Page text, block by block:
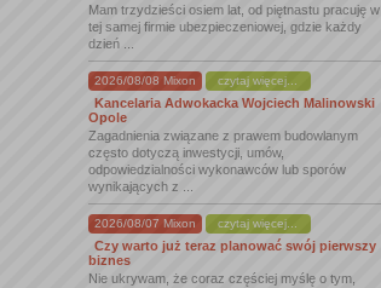
Mam trzydzieści osiem lat, od piętnastu pracuję w
tej samej firmie ubezpieczeniowej, gdzie każdy
dzień ...
2026/08/08 Mixon czytaj więcej...
Kancelaria Adwokacka Wojciech Malinowski
Opole
Zagadnienia związane z prawem budowlanym
często dotyczą inwestycji, umów,
odpowiedzialności wykonawców lub sporów
wynikających z ...
2026/08/07 Mixon czytaj więcej...
Czy warto już teraz planować swój pierwszy
biznes
Nie ukrywam, że coraz częściej myślę o tym,